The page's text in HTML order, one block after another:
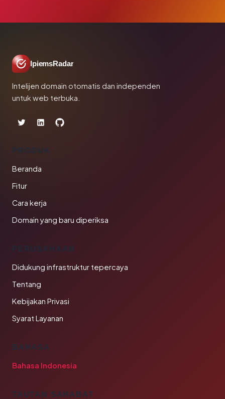
IpiemsRadar
Intelijen domain otomatis dan independen
untuk web terbuka.
PRODUK
Beranda
Fitur
Cara kerja
Domain yang baru diperiksa
PERUSAHAAN
Didukung infrastruktur tepercaya
Tentang
Kebijakan Privasi
Syarat Layanan
BAHASA
Bahasa Indonesia
TAUTAN SAHABAT